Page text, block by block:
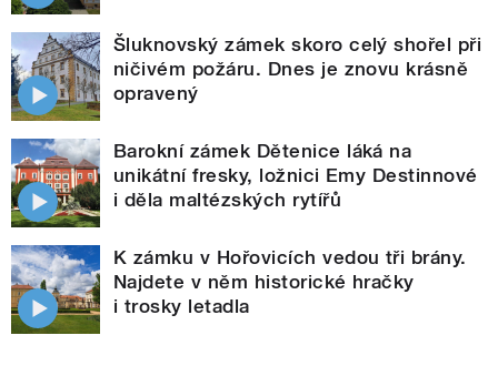
Šluknovský zámek skoro celý shořel při
ničivém požáru. Dnes je znovu krásně
opravený
Barokní zámek Dětenice láká na
unikátní fresky, ložnici Emy Destinnové
i děla maltézských rytířů
K zámku v Hořovicích vedou tři brány.
Najdete v něm historické hračky
i trosky letadla